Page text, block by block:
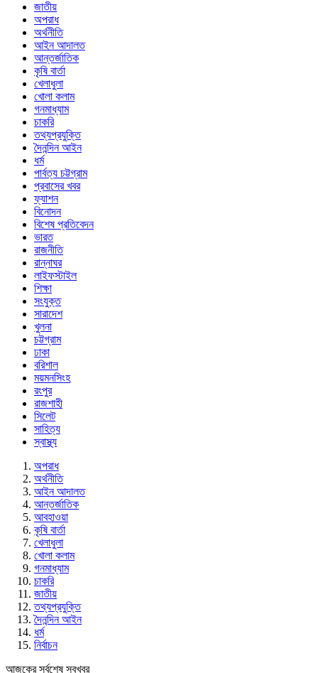
জাতীয়
অপরাধ
অর্থনীতি
আইন আদালত
আন্তর্জাতিক
কৃষি বার্তা
খেলাধুলা
খোলা কলাম
গনমাধ্যাম
চাকরি
তথ্যপ্রযুক্তি
দৈনন্দিন আইন
ধর্ম
পার্বত্য চট্টগ্রাম
প্রবাসের খবর
ফ্যাশন
বিনোদন
বিশেষ প্রতিবেদন
ভারত
রাজনীতি
রান্নাঘর
লাইফস্টাইল
শিক্ষা
সংযুক্ত
সারাদেশ
খুলনা
চট্টগ্রাম
ঢাকা
বরিশাল
ময়মনসিংহ
রংপুর
রাজশাহী
সিলেট
সাহিত্য
স্বাস্থ্য
অপরাধ
অর্থনীতি
আইন আদালত
আন্তর্জাতিক
আবহাওয়া
কৃষি বার্তা
খেলাধুলা
খোলা কলাম
গনমাধ্যাম
চাকরি
জাতীয়
তথ্যপ্রযুক্তি
দৈনন্দিন আইন
ধর্ম
নির্বাচন
আজকের সর্বশেষ সবখবর